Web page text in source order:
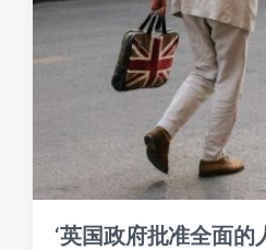
‘英国政府批准全面的